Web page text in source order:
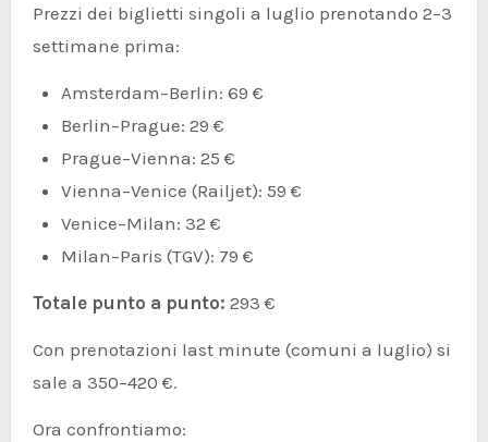
Prezzi dei biglietti singoli a luglio prenotando 2–3
settimane prima:
Amsterdam–Berlin: 69 €
Berlin–Prague: 29 €
Prague–Vienna: 25 €
Vienna–Venice (Railjet): 59 €
Venice–Milan: 32 €
Milan–Paris (TGV): 79 €
Totale punto a punto: 293 €
Con prenotazioni last minute (comuni a luglio) si
sale a 350–420 €.
Ora confrontiamo: